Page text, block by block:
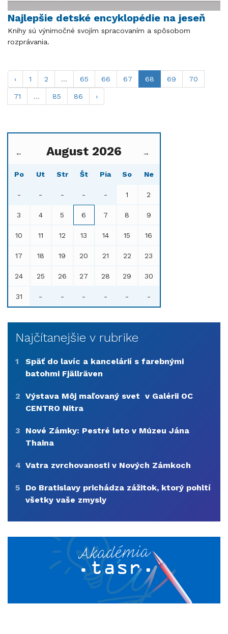
Najlepšie detské encyklopédie na jeseň
Knihy sú výnimočné svojím spracovaním a spôsobom
rozprávania.
‹ 1 2 ... 65 66 67 68 69 70
71 ... 85 86 ›
← August 2026 →
Po Ut Str Št Pia So Ne
- - - - - 1 2
3 4 5 6 7 8 9
10 11 12 13 14 15 16
17 18 19 20 21 22 23
24 25 26 27 28 29 30
31 - - - - - -
Najčítanejšie v rubrike
1
Späť do lavíc a kancelárií s farebnými
batohmi Fjällräven
2 Výstava Môj maľovaný svet v Galérii OC
CENTRO Nitra
3
Nové Zámky: Pestré leto v Múzeu Jána
Thaina
4 Vatra zvrchovanosti v Nových Zámkoch
5
Do Bratislavy prichádza zážitok, ktorý pohltí
všetky vaše zmysly